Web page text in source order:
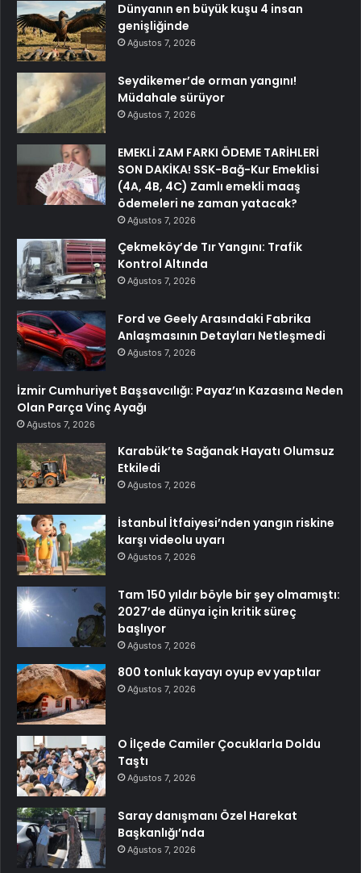
Dünyanın en büyük kuşu 4 insan
genişliğinde
Ağustos 7, 2026
Seydikemer’de orman yangını!
Müdahale sürüyor
Ağustos 7, 2026
EMEKLİ ZAM FARKI ÖDEME TARİHLERİ
SON DAKİKA! SSK-Bağ-Kur Emeklisi
(4A, 4B, 4C) Zamlı emekli maaş
ödemeleri ne zaman yatacak?
Ağustos 7, 2026
Çekmeköy’de Tır Yangını: Trafik
Kontrol Altında
Ağustos 7, 2026
Ford ve Geely Arasındaki Fabrika
Anlaşmasının Detayları Netleşmedi
Ağustos 7, 2026
İzmir Cumhuriyet Başsavcılığı: Payaz’ın Kazasına Neden
Olan Parça Vinç Ayağı
Ağustos 7, 2026
Karabük’te Sağanak Hayatı Olumsuz
Etkiledi
Ağustos 7, 2026
İstanbul İtfaiyesi’nden yangın riskine
karşı videolu uyarı
Ağustos 7, 2026
Tam 150 yıldır böyle bir şey olmamıştı:
2027’de dünya için kritik süreç
başlıyor
Ağustos 7, 2026
800 tonluk kayayı oyup ev yaptılar
Ağustos 7, 2026
O İlçede Camiler Çocuklarla Doldu
Taştı
Ağustos 7, 2026
Saray danışmanı Özel Harekat
Başkanlığı’nda
Ağustos 7, 2026